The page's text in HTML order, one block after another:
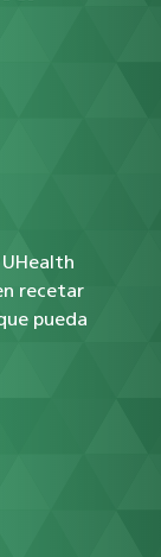
recetar
pueda